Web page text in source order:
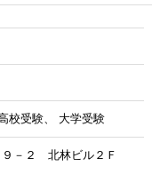
校受験 大学受験
９－２ 北林ビル２Ｆ